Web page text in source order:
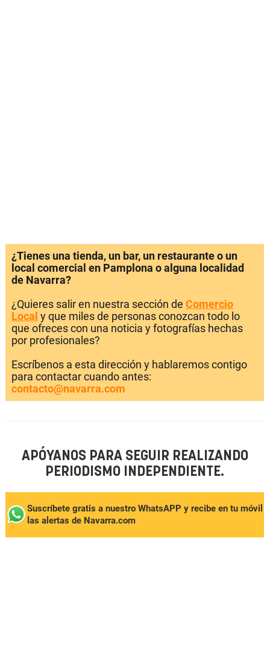
¿Tienes una tienda, un bar, un restaurante o un
local comercial en Pamplona o alguna localidad
de Navarra?
¿Quieres salir en nuestra sección de Comercio
Local y que miles de personas conozcan todo lo
que ofreces con una noticia y fotografías hechas
por profesionales?
Escríbenos a esta dirección y hablaremos contigo
para contactar cuando antes:
contacto@navarra.com
APÓYANOS PARA SEGUIR REALIZANDO
PERIODISMO INDEPENDIENTE.
Suscríbete gratis a nuestro WhatsAPP y recibe en tu móvil
las alertas de Navarra.com